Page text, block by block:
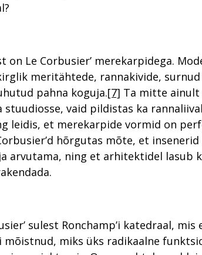
on Le Corbusier’ merekarpidega.
meritähtede, rannakivide, surnud
pahna koguja.[7] Ta mitte ainult
stuudiosse, vaid pildistas ka
leidis, et merekarpide vormid on
hõrgutas mõte, et insenerid
arvutama, ning et arhitektidel lasub
sulest Ronchamp’i katedraal, mis
mõistnud, miks üks radikaalne